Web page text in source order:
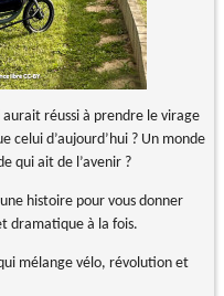
réussi à prendre le virage
celui d’aujourd’hui ? Un monde
qui ait de l’avenir ?
histoire pour vous donner
dramatique à la fois.
mélange vélo, révolution et